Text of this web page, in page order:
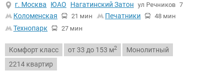
г. Москва
ЮАО Нагатинский Затон ул Речников 7
Коломенская 21 мин Печатники 48 мин
Технопарк 27 мин
Комфорт класс от 33 до 153 м2
Монолитный
2214 квартир